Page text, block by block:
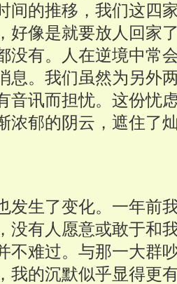
间的推移，我们这四
好像是就要放人回家
没有。
人在逆境中常
息。我们虽然为另外
音讯而担忧。这份忧
浓郁的阴云，遮住了
发生了变化。一年前
没有人愿意或敢于和
不难过。与那一大群
我的沉默似乎显得更